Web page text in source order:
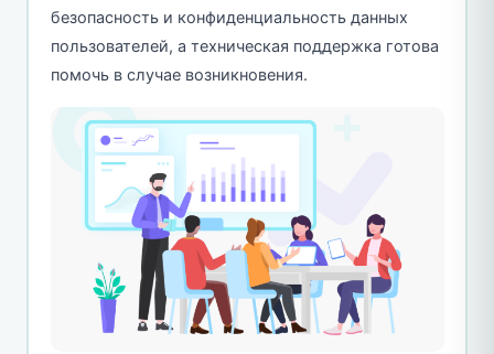
безопасность и конфиденциальность данных
пользователей, а техническая поддержка готова
помочь в случае возникновения.